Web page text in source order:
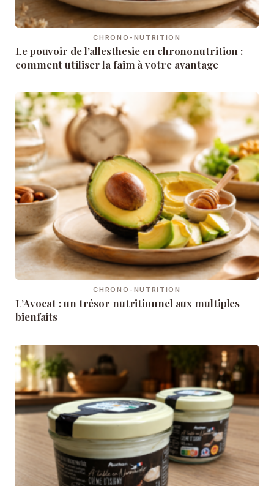
CHRONO-NUTRITION
Le pouvoir de l’allesthesie en chrononutrition :
comment utiliser la faim à votre avantage
CHRONO-NUTRITION
L’Avocat : un trésor nutritionnel aux multiples
bienfaits